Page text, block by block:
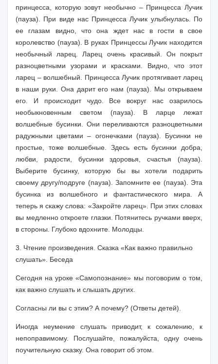
принцесса, которую зовут необычно – Принцесса Лучик
(пауза). При виде нас Принцесса Лучик улыбнулась. По
ее глазам видно, что она ждет нас в гости в свое
королевство (пауза). В руках Принцессы Лучик находится
необычный ларец. Ларец очень красивый. Он покрыт
разноцветными узорами и красками. Видно, что этот
ларец – волшебный. Принцесса Лучик протягивает ларец
в наши руки. Она дарит его нам (пауза). Мы открываем
его. И происходит чудо. Все вокруг нас озарилось
необыкновенным светом (пауза). В ларце лежат
волшебные бусинки. Они переливаются разноцветными
радужными цветами – огонечками (пауза). Бусинки не
простые, тоже волшебные. Здесь есть бусинки добра,
любви, радости, бусинки здоровья, счастья (пауза).
Выберите бусинку, которую бы вы хотели подарить
своему другу/подруге (пауза). Запомните ее (пауза). Эта
бусинка из волшебного и фантастического мира. А
теперь я скажу слова: «Закройте ларец». При этих словах
вы медленно откроете глазки. Потянитесь ручками вверх,
в стороны. Глубоко вдохните. Молодцы.
3. Чтение произведения. Сказка «Как важно правильно
слушать». Беседа
Сегодня на уроке «Самопознание» мы поговорим о том,
как важно слушать и слышать других.
Согласны ли вы с этим? А почему? (Ответы детей).
Иногда неумение слушать приводит, к сожалению, к
непоправимому. Послушайте, пожалуйста, одну очень
поучительную сказку. Она говорит об этом.